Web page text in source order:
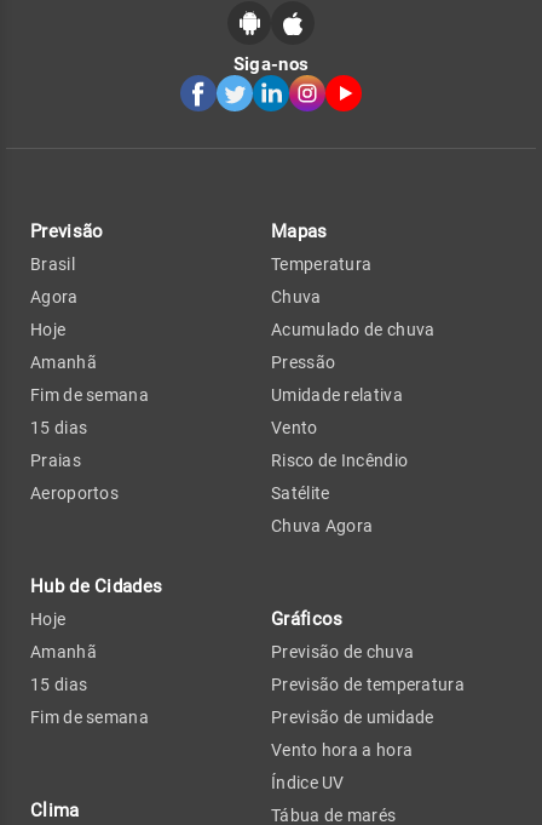
Siga-nos
Previsão
Brasil
Agora
Hoje
Amanhã
Fim de semana
15 dias
Praias
Aeroportos
Hub de Cidades
Hoje
Amanhã
15 dias
Fim de semana
Clima
Mapas
Temperatura
Chuva
Acumulado de chuva
Pressão
Umidade relativa
Vento
Risco de Incêndio
Satélite
Chuva Agora
Gráficos
Previsão de chuva
Previsão de temperatura
Previsão de umidade
Vento hora a hora
Índice UV
Tábua de marés